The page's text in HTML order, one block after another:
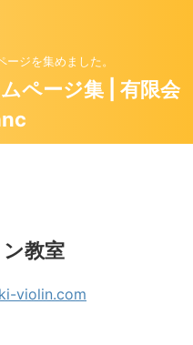
ジを集めました。
ページ集 | 有限会
教室